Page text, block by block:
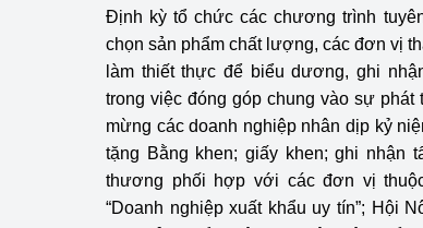
Định kỳ tổ chức các chương trình
chọn sản phẩm chất lượng, các đơn vị
làm thiết thực để biểu dương, ghi
trong việc đóng góp chung vào sự
mừng các doanh nghiệp nhân dịp kỷ
tặng Bằng khen; giấy khen; ghi nhận
thương phối hợp với các đơn vị
“Doanh nghiệp xuất khẩu uy tín”; Hội